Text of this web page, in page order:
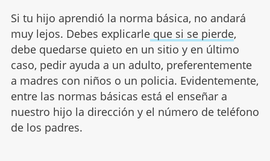
Si tu hijo aprendió la norma básica, no andará
muy lejos. Debes explicarleque si se pierde,
debe quedarse quieto en un sitio y en último
caso, pedir ayuda a un adulto, preferentemente
a madres con niños o un policia. Evidentemente,
entre las normas básicas está el enseñar a
nuestro hijo la dirección y el número de teléfono
de los padres.